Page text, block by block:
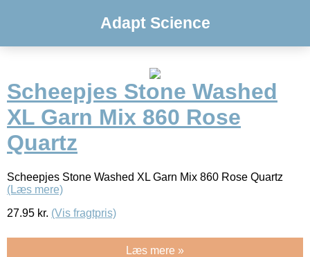
Adapt Science
Scheepjes Stone Washed
XL Garn Mix 860 Rose
Quartz
Scheepjes Stone Washed XL Garn Mix 860 Rose Quartz
(Læs mere)
27.95 kr. (Vis fragtpris)
Læs mere »